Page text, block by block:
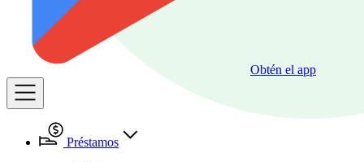
Obtén el app
Préstamos